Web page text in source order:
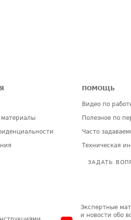
ПОМОЩЬ
Видео по
Полезное по
Часто
Техническая
ЗАДАТЬ
Экспертные
и новости обо